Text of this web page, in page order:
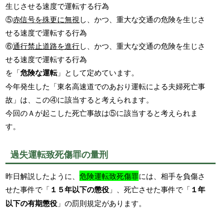
生じさせる速度で運転する行為
⑤赤信号を殊更に無視 し、かつ、重大な交通の危険を生じさ
せる速度で運転する行為
⑥通行禁止道路を進行し、かつ、重大な交通の危険を生じさ
せる速度で運転する行為
を「危険な運転」として定めています。
今年発生した「東名高速道でのあおり運転による夫婦死亡事
故」は、この④に該当すると考えられます。
今回のＡが起こした死亡事故は⑤に該当すると考えられま
す。
過失運転致死傷罪の量刑
昨日解説したように、危険運転致死傷罪には、相手を負傷さ
せた事件で「１５年以下の懲役 」、死亡させた事件で「１年
以下の有期懲役 」の罰則規定があります。